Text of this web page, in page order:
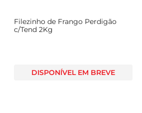
Filezinho de Frango Perdigão
c/Tend 2Kg
DISPONÍVEL EM BREVE